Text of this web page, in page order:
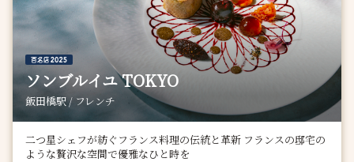
ソンブルイユ TOKYO
飯田橋駅 / フレンチ
二つ星シェフが紡ぐフランス料理の伝統と革新 フランスの邸宅の
ような贅沢な空間で優雅なひと時を